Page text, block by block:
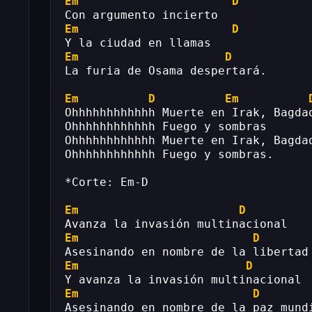
Con argumento incierto
Em
D
Y la ciudad en llamas
Em
D
La furia de Osama despertará.
Em D Em
Ohhhhhhhhhhhh Muerte en Irak,
Ohhhhhhhhhhhh Fuego y sombras
Ohhhhhhhhhhhh Muerte en Irak,
Ohhhhhhhhhhhh Fuego y sombras.
*Corte: Em-D
Em
D
Avanza la invasión multinacional
Em
D
Asesinando en nombre de la libertad
Em
D
Y avanza la invasión multinacional
Em
D
Asesinando en nombre de la paz